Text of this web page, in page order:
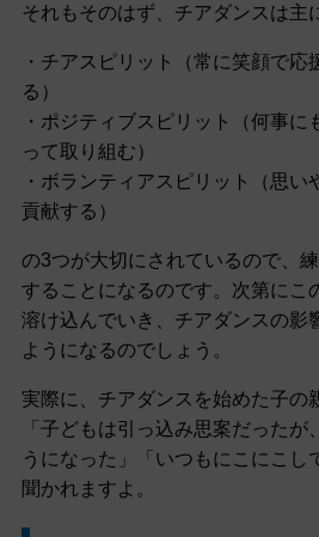
それもそのはず、チアダンスは主
・チアスピリット（常に笑顔で応
る）
・ポジティブスピリット（何事に
って取り組む）
・ボランティアスピリット（思い
貢献する）
の3つが大切にされているので、
することになるのです。次第にこ
溶け込んでいき、チアダンスの影
ようになるのでしょう。
実際に、チアダンスを始めた子の
「子どもは引っ込み思案だったが
うになった」「いつもにこにこし
聞かれますよ。